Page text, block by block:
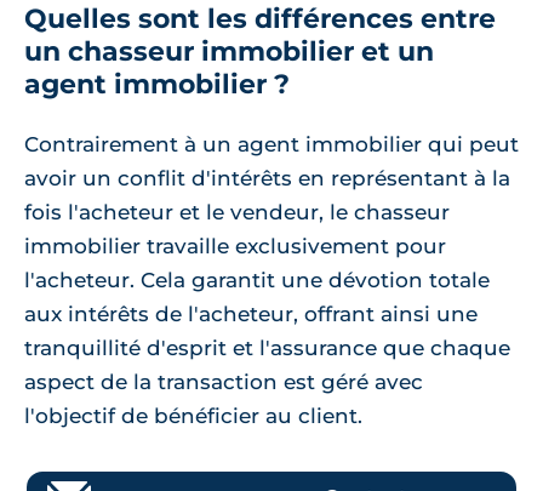
Quelles sont les différences entre
un chasseur immobilier et un
agent immobilier ?
Contrairement à un agent immobilier qui peut
avoir un conflit d'intérêts en représentant à la
fois l'acheteur et le vendeur, le chasseur
immobilier travaille exclusivement pour
l'acheteur. Cela garantit une dévotion totale
aux intérêts de l'acheteur, offrant ainsi une
tranquillité d'esprit et l'assurance que chaque
aspect de la transaction est géré avec
l'objectif de bénéficier au client.